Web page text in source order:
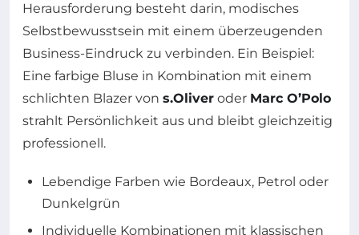
Herausforderung besteht darin, modisches
Selbstbewusstsein mit einem überzeugenden
Business-Eindruck zu verbinden. Ein Beispiel:
Eine farbige Bluse in Kombination mit einem
schlichten Blazer von s.Oliver oder Marc O’Polo
strahlt Persönlichkeit aus und bleibt gleichzeitig
professionell.
Lebendige Farben wie Bordeaux, Petrol oder
Dunkelgrün
Individuelle Kombinationen mit klassischen